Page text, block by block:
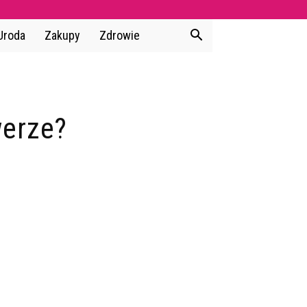
Zakupy Zdrowie